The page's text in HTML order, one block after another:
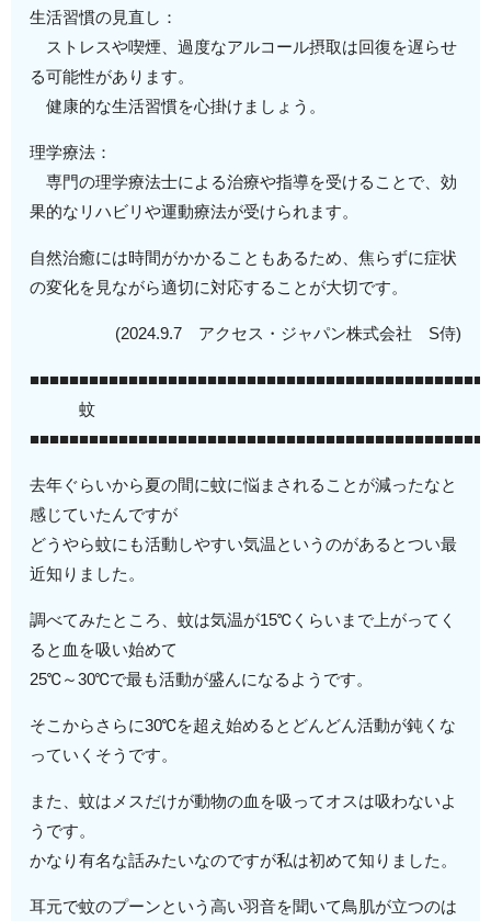
生活習慣の見直し：
ストレスや喫煙、過度なアルコール摂取は回復を遅らせ
る可能性があります。
健康的な生活習慣を心掛けましょう。
理学療法：
専門の理学療法士による治療や指導を受けることで、効
果的なリハビリや運動療法が受けられます。
自然治癒には時間がかかることもあるため、焦らずに症状
の変化を見ながら適切に対応することが大切です。
(2024.9.7 アクセス・ジャパン株式会社 S侍)
■■■■■■■■■■■■■■■■■■■■■■■■■■■■■■■■■■■■■■■■■■■■■■
蚊
■■■■■■■■■■■■■■■■■■■■■■■■■■■■■■■■■■■■■■■■■■■■■■
去年ぐらいから夏の間に蚊に悩まされることが減ったなと
感じていたんですが
どうやら蚊にも活動しやすい気温というのがあるとつい最
近知りました。
調べてみたところ、蚊は気温が15℃くらいまで上がってく
ると血を吸い始めて
25℃～30℃で最も活動が盛んになるようです。
そこからさらに30℃を超え始めるとどんどん活動が鈍くな
っていくそうです。
また、蚊はメスだけが動物の血を吸ってオスは吸わないよ
うです。
かなり有名な話みたいなのですが私は初めて知りました。
耳元で蚊のプーンという高い羽音を聞いて鳥肌が立つのは